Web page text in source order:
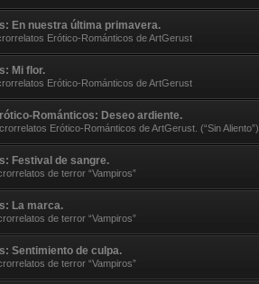
En nuestra última primavera.
Erótico-Románticos de ArtGerust
Mi flor.
Erótico-Románticos de ArtGerust
Románticos: Deseo ardiente.
Erótico-Románticos de ArtGerust. (“Sin Aliento”)
Festival de sangre.
de terror “Vampiros”
La marca.
de terror “Vampiros”
Sentimiento de culpa.
de terror “Vampiros”